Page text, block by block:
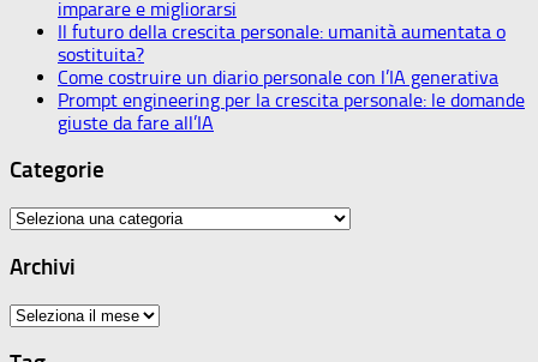
imparare e migliorarsi
Il futuro della crescita personale: umanità aumentata o
sostituita?
Come costruire un diario personale con l’IA generativa
Prompt engineering per la crescita personale: le domande
giuste da fare all’IA
Categorie
Categorie
Archivi
Archivi